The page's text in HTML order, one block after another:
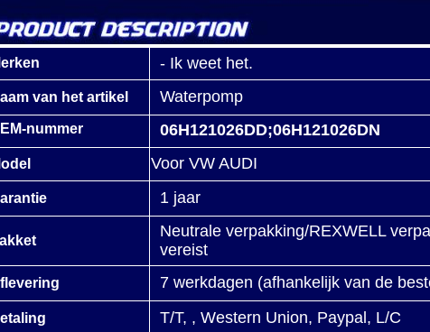
- Ik weet het.
van het artikel Waterpomp
nummer 06H121026DD;06H121026DN
Voor VW AUDI
1 jaar
Neutrale verpakking/REXWELL
vereist
7 werkdagen (afhankelijk van de
T/T, , Western Union, Paypal, L/C